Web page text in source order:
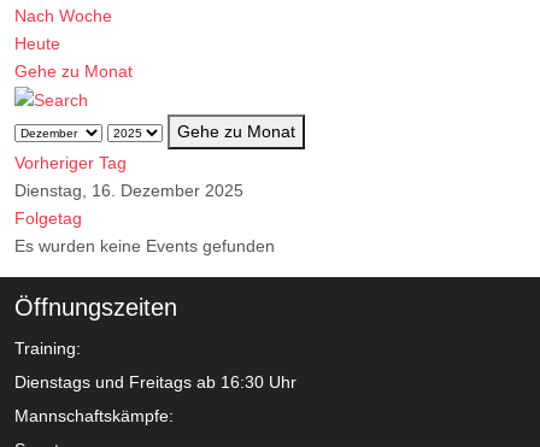
Nach Woche
Heute
Gehe zu Monat
Gehe zu Monat
Vorheriger Tag
Dienstag, 16. Dezember 2025
Folgetag
Es wurden keine Events gefunden
Öffnungszeiten
Training:
Dienstags und Freitags ab 16:30 Uhr
Mannschaftskämpfe: